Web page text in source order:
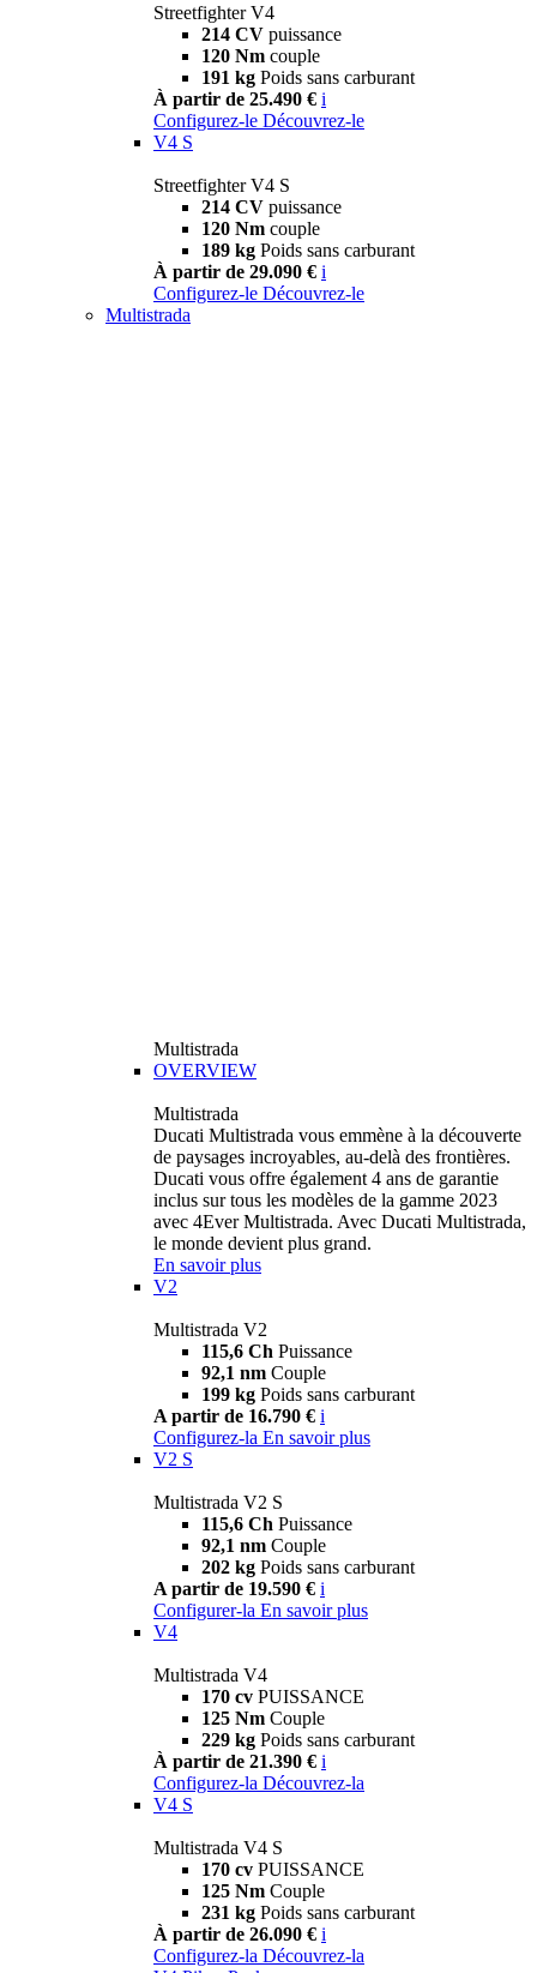
Streetfighter V4
214 CV puissance
120 Nm couple
191 kg Poids sans carburant
À partir de 25.490 € i
Configurez-le Découvrez-le
V4 S
Streetfighter V4 S
214 CV puissance
120 Nm couple
189 kg Poids sans carburant
À partir de 29.090 € i
Configurez-le Découvrez-le
Multistrada
Multistrada
OVERVIEW
Multistrada
Ducati Multistrada vous emmène à la découverte
de paysages incroyables, au-delà des frontières.
Ducati vous offre également 4 ans de garantie
inclus sur tous les modèles de la gamme 2023
avec 4Ever Multistrada. Avec Ducati Multistrada,
le monde devient plus grand.
En savoir plus
V2
Multistrada V2
115,6 Ch Puissance
92,1 nm Couple
199 kg Poids sans carburant
A partir de 16.790 € i
Configurez-la En savoir plus
V2 S
Multistrada V2 S
115,6 Ch Puissance
92,1 nm Couple
202 kg Poids sans carburant
A partir de 19.590 € i
Configurer-la En savoir plus
V4
Multistrada V4
170 cv PUISSANCE
125 Nm Couple
229 kg Poids sans carburant
À partir de 21.390 € i
Configurez-la Découvrez-la
V4 S
Multistrada V4 S
170 cv PUISSANCE
125 Nm Couple
231 kg Poids sans carburant
À partir de 26.090 € i
Configurez-la Découvrez-la